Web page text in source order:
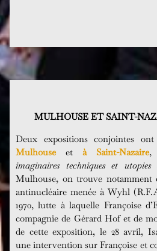
MULHOUSE ET SAINT-
Deux expositions conjointes
Mulhouse et à Saint-Nazaire,
imaginaires techniques et utopies
Mulhouse, on trouve notamment
antinucléaire menée à Wyhl
1970, lutte à laquelle Françoise
compagnie de Gérard Hof et de
de cette exposition, le 28 avril,
une intervention sur Françoise et